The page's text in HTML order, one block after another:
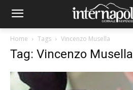
Home Tags Vincenzo Musella
Tag: Vincenzo Musella